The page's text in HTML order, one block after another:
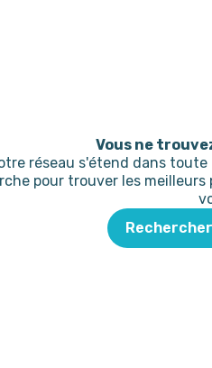
Vous ne
réseau s'étend dans
pour trouver les